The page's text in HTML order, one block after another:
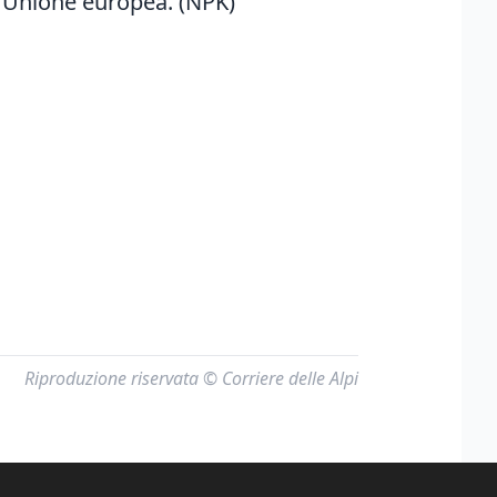
Riproduzione riservata © Corriere delle Alpi